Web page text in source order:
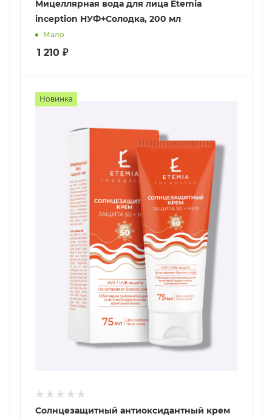
Мицеллярная вода для лица Etemia
inception НУФ+Солодка, 200 мл
Мало
1 210 ₽
Новинка
Солнцезащитный антиоксидантный крем